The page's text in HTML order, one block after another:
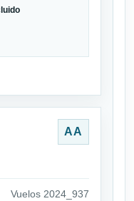
AA
Vuelos 2024_937